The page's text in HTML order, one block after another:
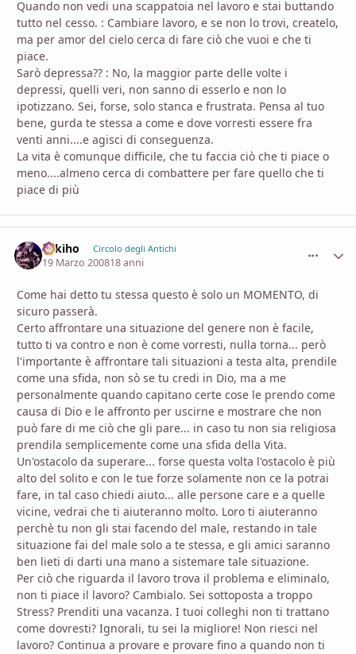
Quando non vedi una scappatoia nel lavoro e stai buttando
tutto nel cesso. : Cambiare lavoro, e se non lo trovi, createlo,
ma per amor del cielo cerca di fare ciò che vuoi e che ti
piace.
Sarò depressa?? : No, la maggior parte delle volte i
depressi, quelli veri, non sanno di esserlo e non lo
ipotizzano. Sei, forse, solo stanca e frustrata. Pensa al tuo
bene, gurda te stessa a come e dove vorresti essere fra
venti anni....e agisci di conseguenza.
La vita è comunque difficile, che tu faccia ciò che ti piace o
meno....almeno cerca di combattere per fare quello che ti
piace di più
Sekiho Circolo degli Antichi
19 Marzo 200818 anni
Come hai detto tu stessa questo è solo un MOMENTO, di
sicuro passerà.
Certo affrontare una situazione del genere non è facile,
tutto ti va contro e non è come vorresti, nulla torna... però
l'importante è affrontare tali situazioni a testa alta, prendile
come una sfida, non sò se tu credi in Dio, ma a me
personalmente quando capitano certe cose le prendo come
causa di Dio e le affronto per uscirne e mostrare che non
può fare di me ciò che gli pare... in caso tu non sia religiosa
prendila semplicemente come una sfida della Vita.
Un'ostacolo da superare... forse questa volta l'ostacolo è più
alto del solito e con le tue forze solamente non ce la potrai
fare, in tal caso chiedi aiuto... alle persone care e a quelle
vicine, vedrai che ti aiuteranno molto. Loro ti aiuteranno
perchè tu non gli stai facendo del male, restando in tale
situazione fai del male solo a te stessa, e gli amici saranno
ben lieti di darti una mano a sistemare tale situazione.
Per ciò che riguarda il lavoro trova il problema e eliminalo,
non ti piace il lavoro? Cambialo. Sei sottoposta a troppo
Stress? Prenditi una vacanza. I tuoi colleghi non ti trattano
come dovresti? Ignorali, tu sei la migliore! Non riesci nel
lavoro? Continua a provare e provare fino a quando non ti